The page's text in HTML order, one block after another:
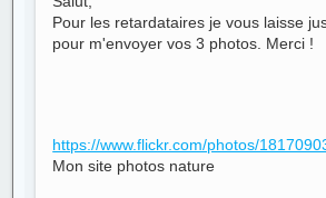
Pour les retardataires je vous laisse
pour m'envoyer vos 3 photos. Merci !
https://www.flickr.com/photos/
Mon site photos nature